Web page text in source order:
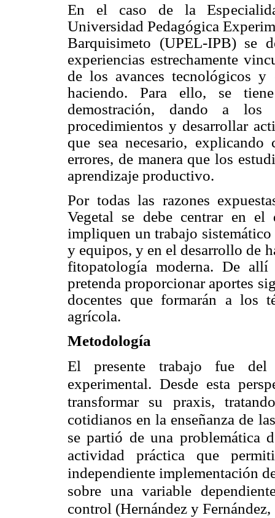
En el caso de la
Universidad Pedagógica
Barquisimeto (UPEL-IPB) se
experiencias estrechamente
de los avances tecnológicos y
haciendo. Para ello, se
demostración, dando a
procedimientos y desarrollar
que sea necesario,
errores, de manera que los
aprendizaje productivo.
Por todas las razones
Vegetal se debe centrar en el
impliquen un trabajo
y equipos, y en el desarrollo de
fitopatología moderna. De
pretenda proporcionar aportes
docentes que formarán a los
agrícola.
Metodología
El presente trabajo fue del
experimental. Desde esta
transformar su praxis,
cotidianos en la enseñanza de
se partió de una problemática
actividad práctica que
independiente implementación
sobre una variable
control (Hernández y